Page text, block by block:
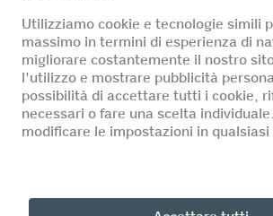
Partecipa
© Coop Pronto